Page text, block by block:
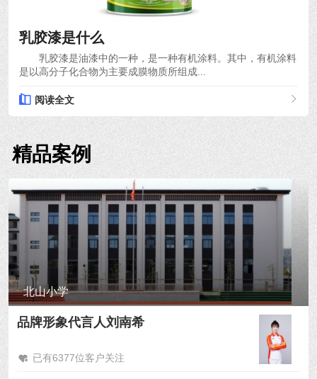
乳胶漆是什么
乳胶漆是油漆中的一种，是一种有机涂料。其中，有机涂料
是以高分子化合物为主要成膜物质所组成...
阅读全文
精品案例
北山小学
品牌形象代言人刘南希
已有6377位客户关注